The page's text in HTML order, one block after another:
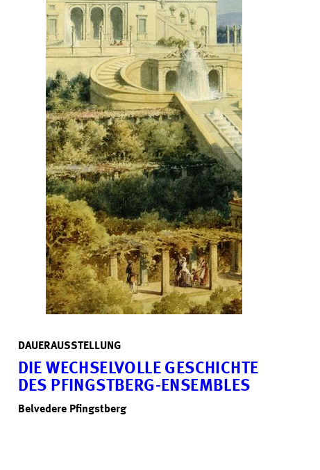
DAUERAUSSTELLUNG
DIE WECHSELVOLLE GESCHICHTE
DES PFINGSTBERG-ENSEMBLES
Belvedere Pfingstberg